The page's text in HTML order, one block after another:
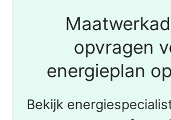
opvragen
energieplan
Bekijk